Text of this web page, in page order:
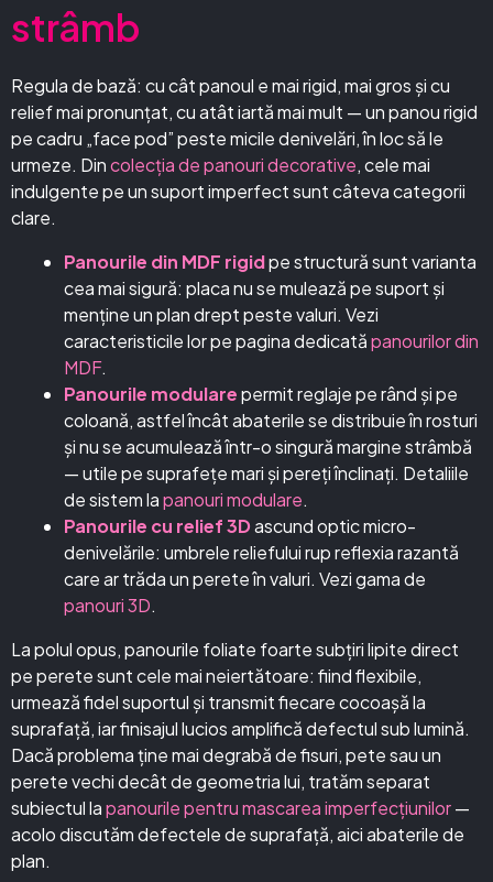
strâmb
Regula de bază: cu cât panoul e mai rigid, mai gros și cu
relief mai pronunțat, cu atât iartă mai mult — un panou rigid
pe cadru „face pod” peste micile denivelări, în loc să le
urmeze. Dincolecția de panouri decorative, cele mai
indulgente pe un suport imperfect sunt câteva categorii
clare.
Panourile din MDF rigidpe structură sunt varianta
cea mai sigură: placa nu se mulează pe suport și
menține un plan drept peste valuri. Vezi
caracteristicile lor pe pagina dedicatăpanourilor din
MDF.
Panourile modularepermit reglaje pe rând și pe
coloană, astfel încât abaterile se distribuie în rosturi
și nu se acumulează într-o singură margine strâmbă
— utile pe suprafețe mari și pereți înclinați. Detaliile
de sistem lapanouri modulare.
Panourile cu relief 3Dascund optic micro-
denivelările: umbrele reliefului rup reflexia razantă
care ar trăda un perete în valuri. Vezi gama de
panouri 3D.
La polul opus, panourile foliate foarte subțiri lipite direct
pe perete sunt cele mai neiertătoare: fiind flexibile,
urmează fidel suportul și transmit fiecare cocoașă la
suprafață, iar finisajul lucios amplifică defectul sub lumină.
Dacă problema ține mai degrabă de fisuri, pete sau un
perete vechi decât de geometria lui, tratăm separat
subiectul lapanourile pentru mascarea imperfecțiunilor—
acolo discutăm defectele de suprafață, aici abaterile de
plan.